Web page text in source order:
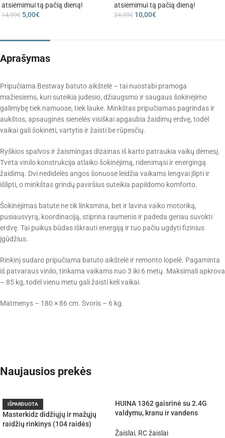
atsiėmimui tą pačią dieną!
14,99€ 5,00€
atsiėmimui tą pačią dieną!
24,99€ 10,00€
Aprašymas
Pripučiama Bestway batuto aikštelė – tai nuostabi pramoga
mažiesiems, kuri suteikia judesio, džiaugsmo ir saugaus šokinėjimo
galimybę tiek namuose, tiek lauke. Minkštas pripučiamas pagrindas ir
aukštos, apsauginės sienelės visiškai apgaubia žaidimų erdvę, todėl
vaikai gali šokinėti, vartytis ir žaisti be rūpesčių.
Ryškios spalvos ir žaismingas dizainas iš karto patraukia vaikų dėmesį.
Tvirta vinilo konstrukcija atlaiko šokinėjimą, ridenimąsi ir energingą
žaidimą. Dvi nedidelės angos šonuose leidžia vaikams lengvai įlipti ir
išlipti, o minkštas grindų paviršius suteikia papildomo komforto.
Šokinėjimas batute ne tik linksmina, bet ir lavina vaiko motoriką,
pusiausvyrą, koordinaciją, stiprina raumenis ir padeda geriau suvokti
erdvę. Tai puikus būdas iškrauti energiją ir tuo pačiu ugdyti fizinius
įgūdžius.
Rinkinį sudaro pripučiama batuto aikštelė ir remonto lopelė. Pagaminta
iš patvaraus vinilo, tinkama vaikams nuo 3 iki 6 metų. Maksimali apkrova
– 85 kg, todėl vienu metu gali žaisti keli vaikai.
Matmenys – 180 × 86 cm. Svoris – 6 kg.
Naujausios prekės
IŠPARDUOTA
Masterkidz didžiųjų ir mažųjų
raidžių rinkinys (104 raidės)
HUINA 1362 gaisrinė su 2.4G
valdymu, kranu ir vandens
Žaislai, RC žaislai